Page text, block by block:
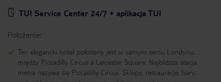
TUI Service Center 24/7 + aplikacja TUI
Położenie:
Ten elegancki hotel położony jest w samym sercu Londynu,
między Piccadilly Circus a Leicester Square. Najbliższa stacja
metra nazywa się Piccadilly Circus. Sklepy, restauracje, bary,